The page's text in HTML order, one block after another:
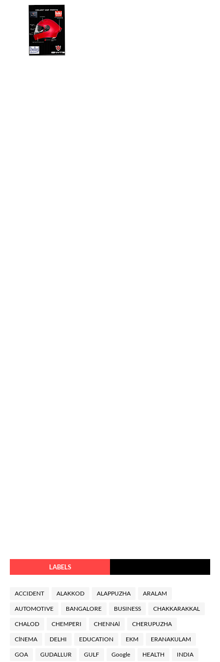
LABELS
ACCIDENT ALAKKOD ALAPPUZHA ARALAM
AUTOMOTIVE BANGALORE BUSINESS CHAKKARAKKAL
CHALOD CHEMPERI CHENNAl CHERUPUZHA
ClNEMA DELHI EDUCATION EKM ERANAKULAM
GOA GUDALLUR GULF Google HEALTH INDIA